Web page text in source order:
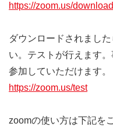
https://zoom.us/download
ダウンロードされまし
い。 テストが行えます。
参加していただけます。
https://zoom.us/test
zoomの使い方は下記を